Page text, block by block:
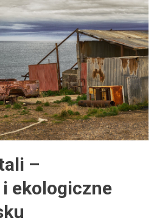
–
ekologiczne